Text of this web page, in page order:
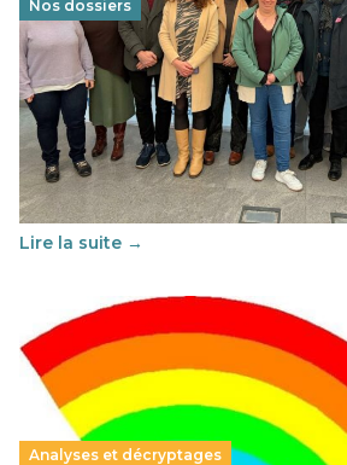
Nos dossiers
Éducation au vivre-ensemble :
franco-espagnol pour changer
29 juin 2026-National
Cette année, l'UNSA Éducation a
soutenu par l'union Européenne et
au vivre-ensemble : quelles
Lire la suite →
Analyses et décryptages